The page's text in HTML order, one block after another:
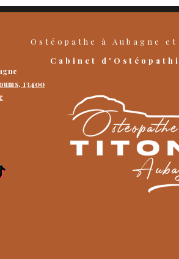
13400
Ostéopathe à Aubagne
et
Cabinet